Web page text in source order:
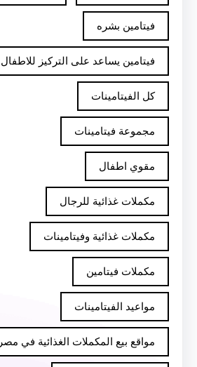
فيتامين بشره
فيتامين يساعد على التركيز للاطفال
كل الفيتامينات
مجموعة فيتامينات
مقوي اطفال
مكملات غذائية للرجال
مكملات غذائية وفيتامينات
مكملات فيتامين
مواعيد الفيتامينات
مواقع بيع المكملات الغذائية في مصر